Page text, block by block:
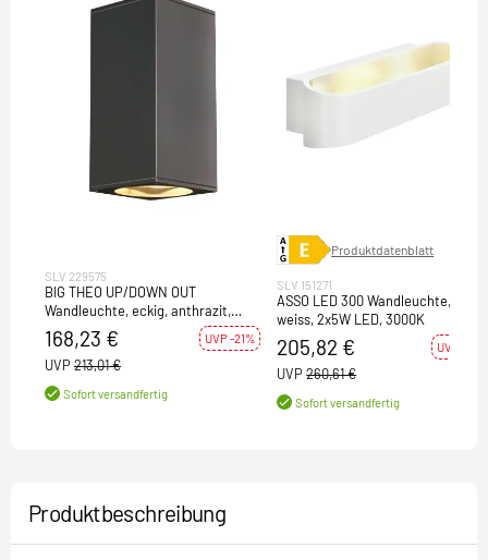
SLV 229575
BIG THEO UP/DOWN OUT
Wandleuchte, eckig, anthrazit,
ES111, max. 2x75W
168,23 € UVP -21%
UVP 213,01 €
Sofort versandfertig
Produktdatenblatt
SLV 151271
ASSO LED 300 Wandleuchte, oval,
weiss, 2x5W LED, 3000K
205,82 € UVP -21%
UVP 260,61 €
Sofort versandfertig
Produktbeschreibung